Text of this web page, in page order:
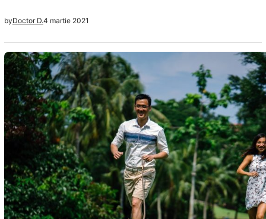
anumite contexte-vezi noul coronavirus. Cum poate
ceva asa de mic sa provoace atat de multa suferinta in
organismul nostru? E simplu, daca un virus a ajuns in
organism…
byDoctor D.4 martie 2021